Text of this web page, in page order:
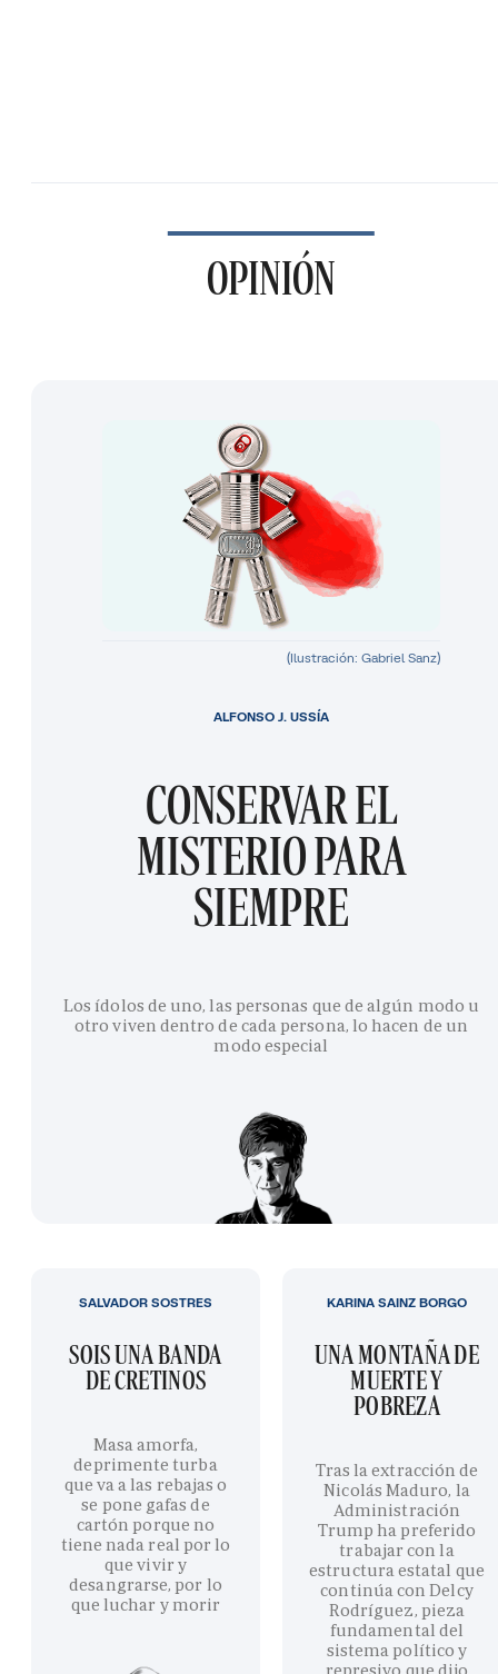
OPINIÓN
(Ilustración: Gabriel Sanz)
CONSERVAR EL
MISTERIO PARA
SIEMPRE
Los ídolos de uno, las personas que de algún modo u
otro viven dentro de cada persona, lo hacen de un
modo especial
ALFONSO J. USSÍA
SOIS UNA BANDA
DE CRETINOS
Masa amorfa,
deprimente turba
que va a las rebajas o
se pone gafas de
cartón porque no
tiene nada real por lo
que vivir y
desangrarse, por lo
que luchar y morir
SALVADOR SOSTRES
UNA MONTAÑA DE
MUERTE Y
POBREZA
Tras la extracción de
Nicolás Maduro, la
Administración
Trump ha preferido
trabajar con la
estructura estatal que
continúa con Delcy
Rodríguez, pieza
fundamental del
sistema político y
KARINA SAINZ BORGO